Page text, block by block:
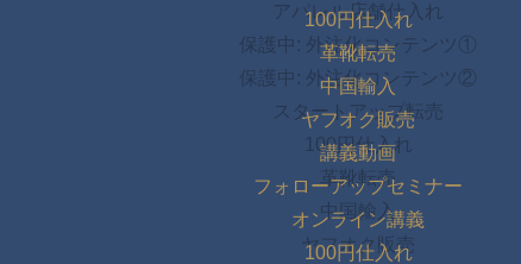
アパレル店舗仕入れ
保護中: 外注化コンテンツ①
保護中: 外注化コンテンツ②
スタートアップ転売
100円仕入れ
革靴転売
中国輸入
ヤフオク販売
100円仕入れ
革靴転売
中国輸入
ヤフオク販売
講義動画
フォローアップセミナー
オンライン講義
100円仕入れ